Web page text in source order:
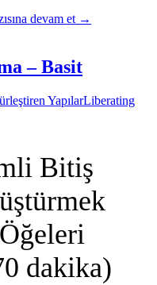
devam et →
– Basit
YapılarLiberating
Bitiş
dakika)